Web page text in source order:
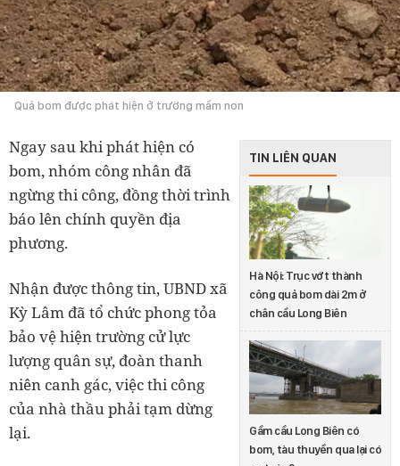
Quả bom được phát hiện ở trường mầm non
TIN LIÊN QUAN
Hà Nội: Trục vớt thành
công quả bom dài 2m ở
chân cầu Long Biên
Gầm cầu Long Biên có
bom, tàu thuyền qua lại có
Ngay sau khi phát hiện có
bom, nhóm công nhân đã
ngừng thi công, đồng thời trình
báo lên chính quyền địa
phương.
Nhận được thông tin, UBND xã
Kỳ Lâm đã tổ chức phong tỏa
bảo vệ hiện trường cử lực
lượng quân sự, đoàn thanh
niên canh gác, việc thi công
của nhà thầu phải tạm dừng
lại.